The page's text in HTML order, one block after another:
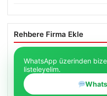
Rehbere Firma Ekle
WhatsApp üzerinden bize
listeleyelim.